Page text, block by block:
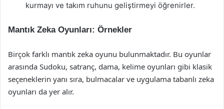
kurmayı ve takım ruhunu geliştirmeyi öğrenirler.
Mantık Zeka Oyunları: Örnekler
Birçok farklı mantık zeka oyunu bulunmaktadır. Bu oyunlar
arasında Sudoku, satranç, dama, kelime oyunları gibi klasik
seçeneklerin yanı sıra, bulmacalar ve uygulama tabanlı zeka
oyunları da yer alır.